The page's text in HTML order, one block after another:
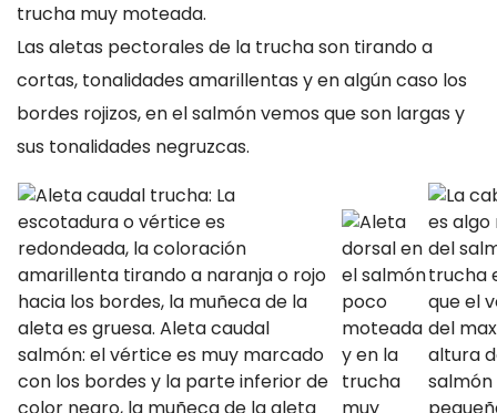
trucha muy moteada.
Las aletas pectorales de la trucha son tirando a
cortas, tonalidades amarillentas y en algún caso los
bordes rojizos, en el salmón vemos que son largas y
sus tonalidades negruzcas.